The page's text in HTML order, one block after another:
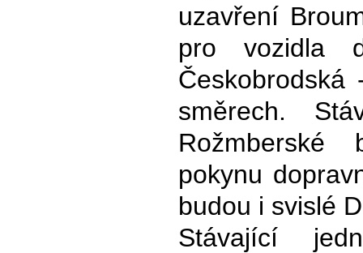
uzavření
pro vozidla
směrech.
Rožmberské
pokynu
budou i svislé
Stávající